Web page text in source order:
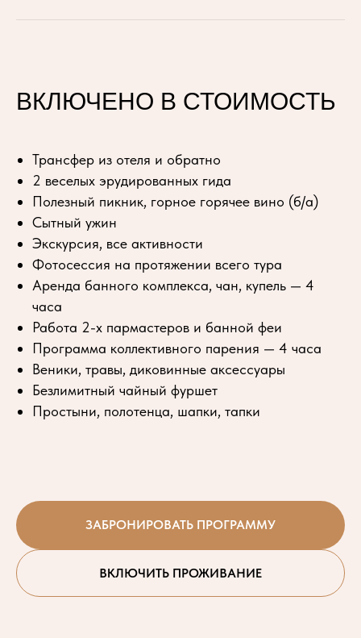
ВКЛЮЧЕНО В СТОИМОСТЬ
Трансфер из отеля и обратно
2 веселых эрудированных гида
Полезный пикник, горное горячее вино (б/а)
Сытный ужин
Экскурсия, все активности
Фотосессия на протяжении всего тура
Аренда банного комплекса, чан, купель — 4
часа
Работа 2-х пармастеров и банной феи
Программа коллективного парения — 4 часа
Веники, травы, диковинные аксессуары
Безлимитный чайный фуршет
Простыни, полотенца, шапки, тапки
ЗАБРОНИРОВАТЬ ПРОГРАММУ
ВКЛЮЧИТЬ ПРОЖИВАНИЕ